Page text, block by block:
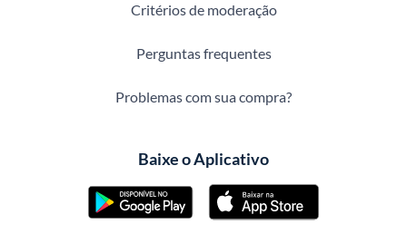
Critérios de moderação
Perguntas frequentes
Problemas com sua compra?
Baixe o Aplicativo